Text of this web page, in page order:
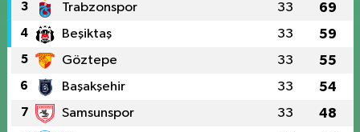
3 Trabzonspor 33 69
4 Beşiktaş 33 59
5 Göztepe 33 55
6 Başakşehir 33 54
7 Samsunspor 33 48